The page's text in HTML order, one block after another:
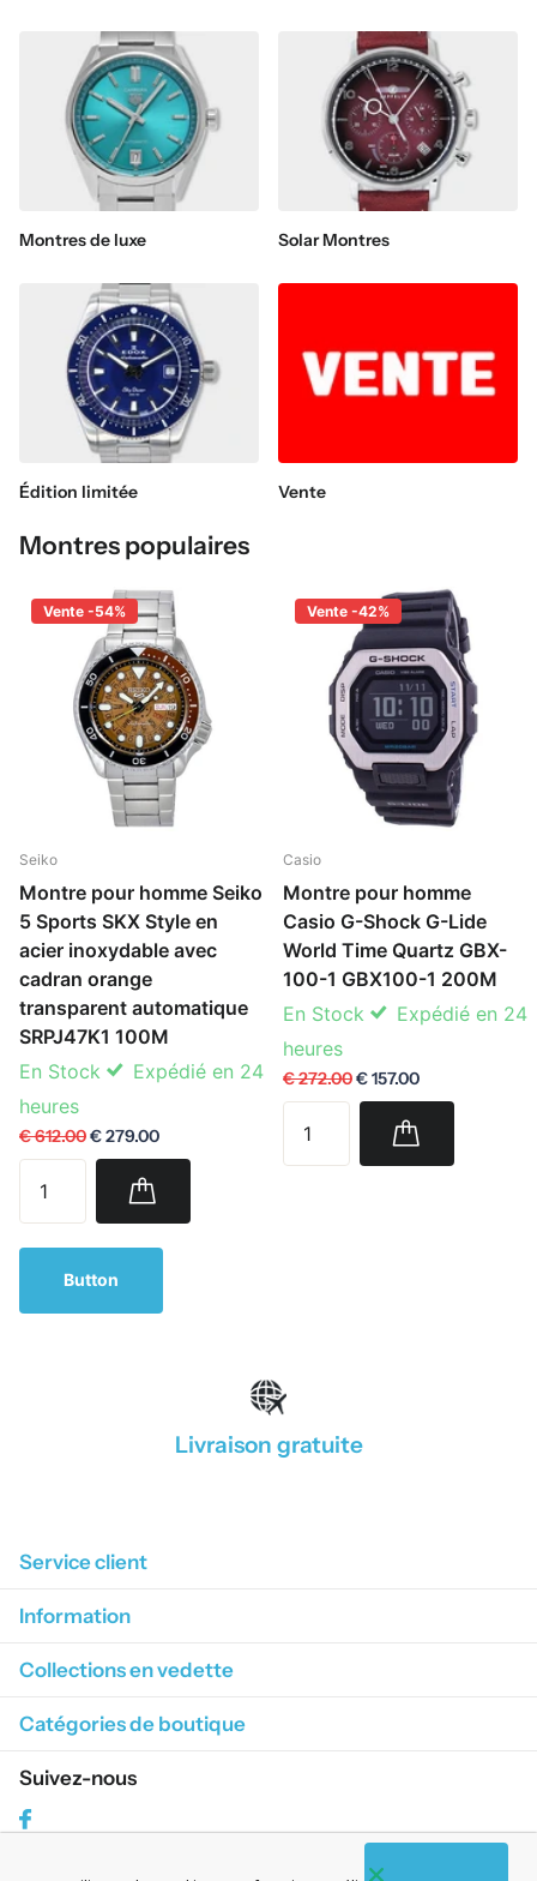
Montres de luxe Solar Montres
Édition limitée Vente
Montres populaires
Vente -54%
Seiko
Montre pour homme Seiko
5 Sports SKX Style en
acier inoxydable avec
cadran orange
transparent automatique
SRPJ47K1 100M
En Stock
Expédié en 24
heures
€ 612.00€ 279.00
Vente -42%
Casio
Montre pour homme
Casio G-Shock G-Lide
World Time Quartz GBX-
100-1 GBX100-1 200M
En Stock
Expédié en 24
heures
€ 272.00€ 157.00
Button
Livraison gratuite
Service client
Information
Collections en vedette
Catégories de boutique
Suivez-nous